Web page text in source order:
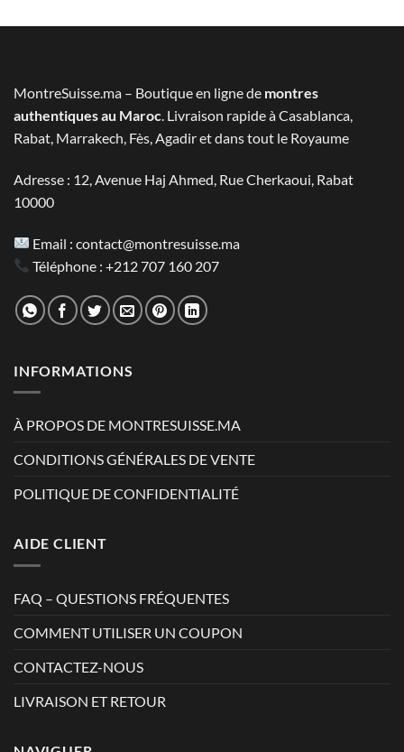
initial
actuel
MontreSuisse.ma – Boutique en ligne de montres
authentiques au Maroc. Livraison rapide à Casablanca,
Rabat, Marrakech, Fès, Agadir et dans tout le Royaume
Adresse : 12, Avenue Haj Ahmed, Rue Cherkaoui, Rabat
10000
Email :contact@montresuisse.ma
Téléphone :+212 707 160 207
INFORMATIONS
À PROPOS DE MONTRESUISSE.MA
CONDITIONS GÉNÉRALES DE VENTE
POLITIQUE DE CONFIDENTIALITÉ
AIDE CLIENT
FAQ – QUESTIONS FRÉQUENTES
COMMENT UTILISER UN COUPON
CONTACTEZ-NOUS
LIVRAISON ET RETOUR